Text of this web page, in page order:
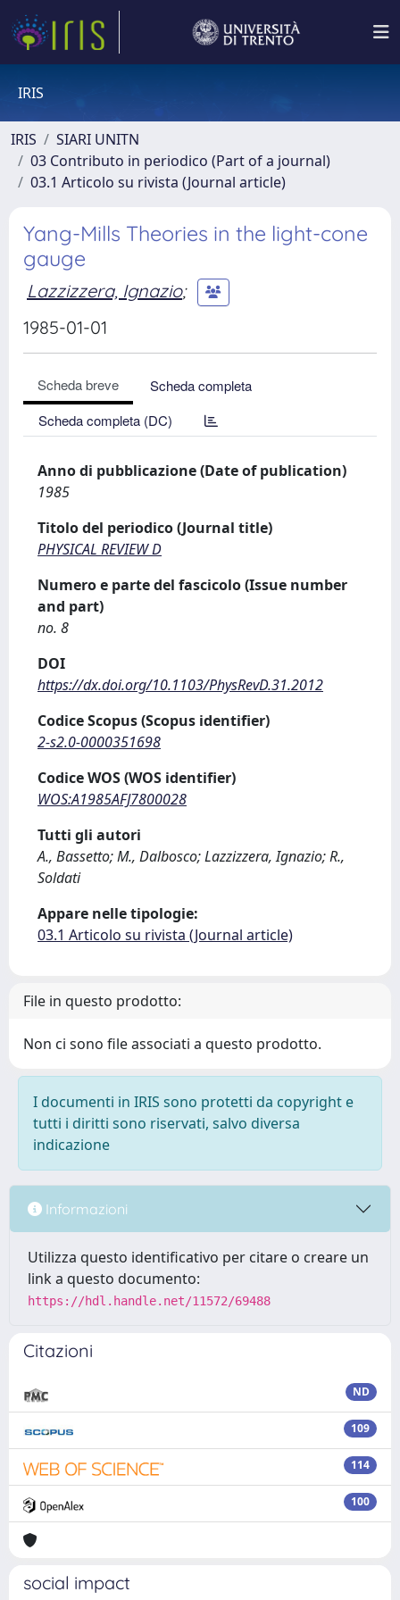
IRIS
IRIS
SIARI UNITN
03 Contributo in periodico (Part of a journal)
03.1 Articolo su rivista (Journal article)
Yang-Mills Theories in the light-cone
gauge
Lazzizzera, Ignazio;
1985-01-01
Scheda breve
Scheda completa
Scheda completa (DC)
Anno di pubblicazione (Date of publication)
1985
Titolo del periodico (Journal title)
PHYSICAL REVIEW D
Numero e parte del fascicolo (Issue number
and part)
no. 8
DOI
https://dx.doi.org/10.1103/PhysRevD.31.2012
Codice Scopus (Scopus identifier)
2-s2.0-0000351698
Codice WOS (WOS identifier)
WOS:A1985AFJ7800028
Tutti gli autori
A., Bassetto; M., Dalbosco; Lazzizzera, Ignazio; R.,
Soldati
Appare nelle tipologie:
03.1 Articolo su rivista (Journal article)
File in questo prodotto:
Non ci sono file associati a questo prodotto.
I documenti in IRIS sono protetti da copyright e
tutti i diritti sono riservati, salvo diversa
indicazione
Informazioni
Utilizza questo identificativo per citare o creare un
link a questo documento:
https://hdl.handle.net/11572/69488
Citazioni
ND
109
114
100
social impact